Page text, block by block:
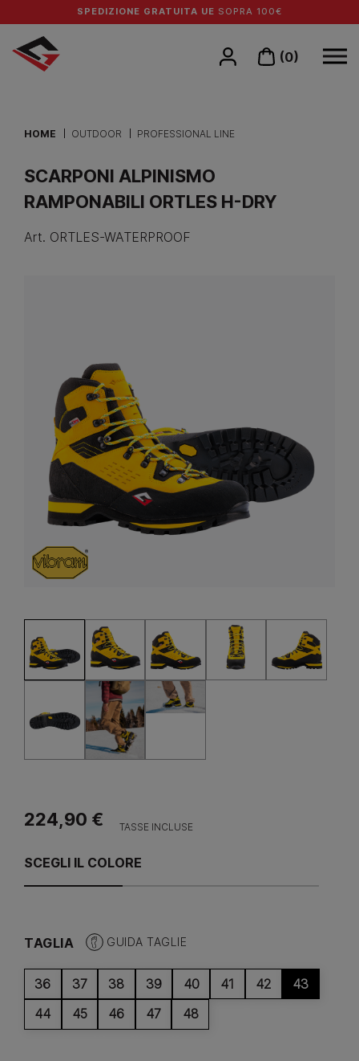
SPEDIZIONE GRATUITA UE SOPRA 100€
(0)
HOME OUTDOOR PROFESSIONAL LINE
SCARPONI ALPINISMO
RAMPONABILI ORTLES H-DRY
Art. ORTLES-WATERPROOF
224,90 € TASSE INCLUSE
SCEGLI IL COLORE
TAGLIA GUIDA TAGLIE
36 37 38 39 40 41 42
43
44
45 46 47 48